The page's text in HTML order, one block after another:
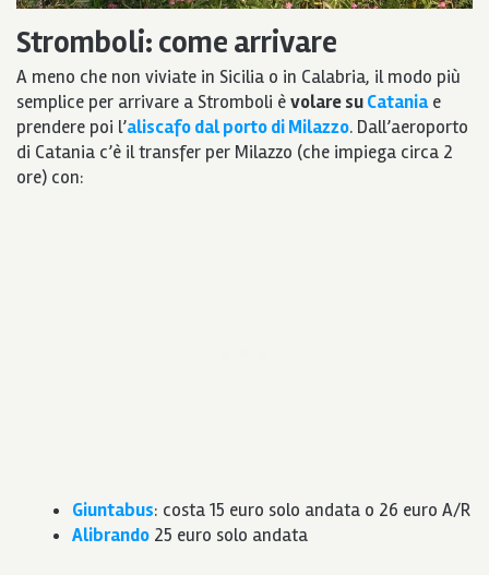
Stromboli: come arrivare
A meno che non viviate in Sicilia o in Calabria, il modo più
semplice per arrivare a Stromboli èvolare suCataniae
prendere poi l’aliscafo dal porto di Milazzo. Dall’aeroporto
di Catania c’è il transfer per Milazzo (che impiega circa 2
ore) con:
Giuntabus: costa 15 euro solo andata o 26 euro A/R
Alibrando 25 euro solo andata